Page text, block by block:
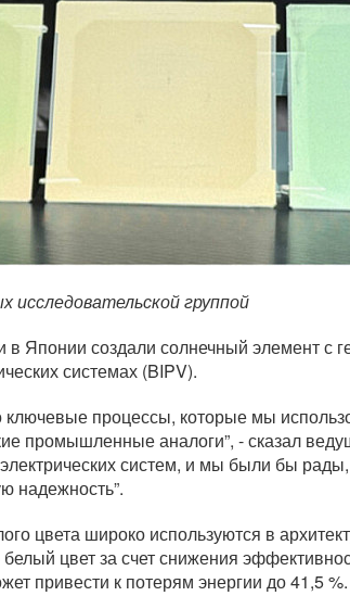
исследовательской группой
в Японии создали солнечный элемент с
системах (BIPV).
процессы, которые мы
промышленные аналоги”, - сказал
систем, и мы были бы
надежность”.
цвета широко используются в
цвет за счет снижения
привести к потерям энергии до 41,5 %.